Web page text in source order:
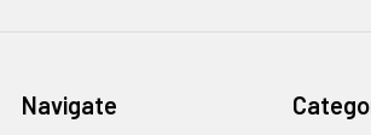
Navigate